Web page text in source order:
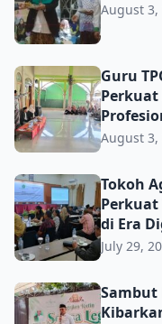
August 3,
Guru TPQ Gelar
Guru
Perkuat
August 3,
Tokoh Agama se-
Tokoh
Perkuat
di Era
July 29,
Sambut Muktamar,
Sambut